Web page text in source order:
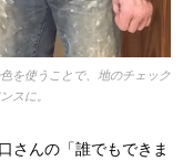
を使うことで、地のチェック
スに。
さんの「誰でもできま